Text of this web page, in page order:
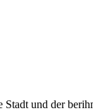
und der